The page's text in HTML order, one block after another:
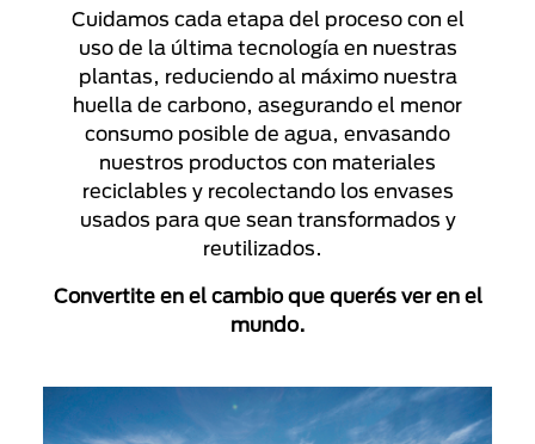
Cuidamos cada etapa del proceso con el
uso de la última tecnología en nuestras
plantas, reduciendo al máximo nuestra
huella de carbono, asegurando el menor
consumo posible de agua, envasando
nuestros productos con materiales
reciclables y recolectando los envases
usados para que sean transformados y
reutilizados.
Convertite en el cambio que querés ver en el
mundo.